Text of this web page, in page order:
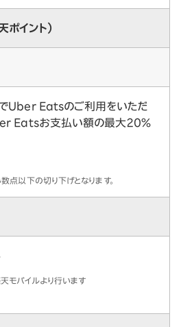
ポイント）
でUber Eatsのご利用をいただ
Eatsお支払い額の最大20％
点以下の切り下げとなります。
モバイルより行います